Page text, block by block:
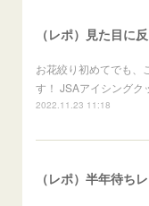
お花絞り初めてでも、
す！ JSAアイシングク
2022.11.23 11:18